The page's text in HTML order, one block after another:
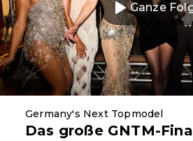
Ganze
Germany's Next Topmodel
Das große GNTM-